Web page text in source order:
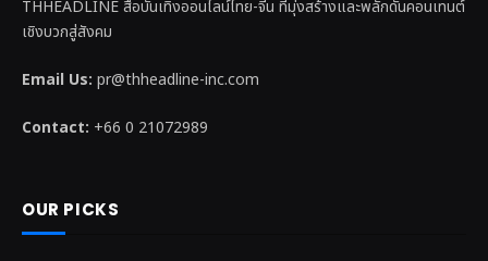
THHEADLINE สื่อบันเทิงออนไลน์ไทย-จีน ที่มุ่งสร้างและพลักดันคอนเทนต์
เชิงบวกสู่สังคม
Email Us: pr@thheadline-inc.com
Contact: +66 0 21072989
OUR PICKS